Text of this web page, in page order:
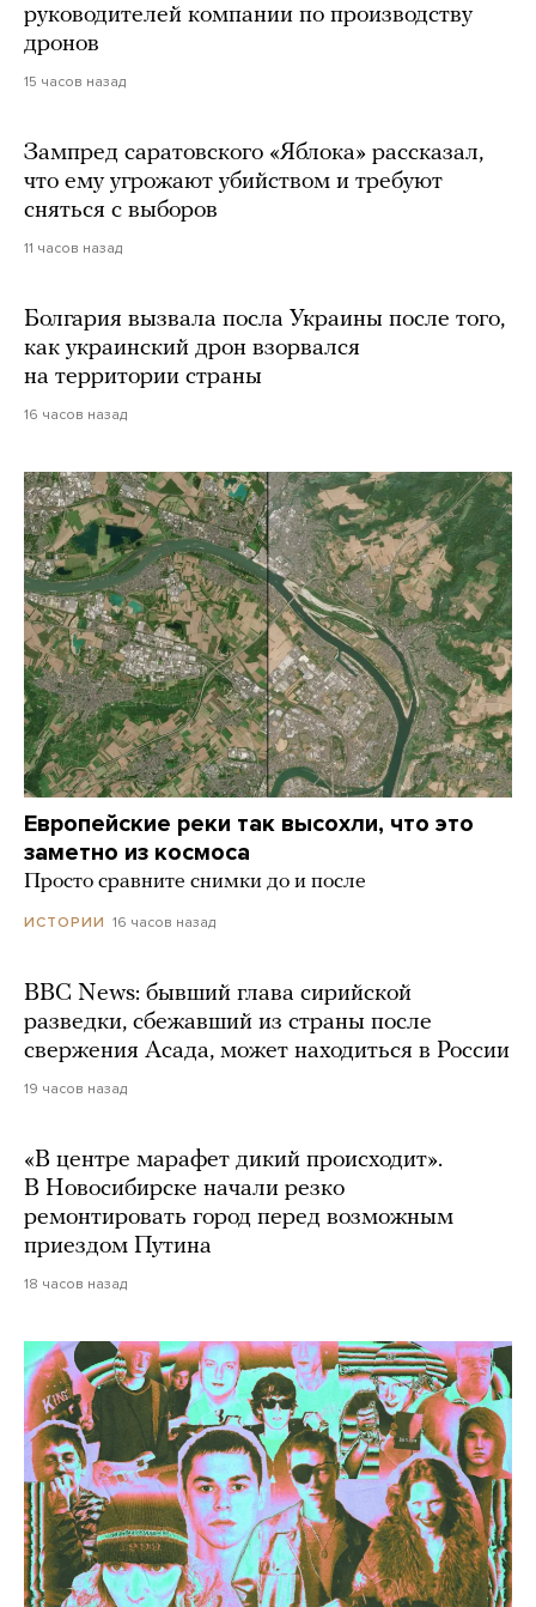
руководителей компании по производству
дронов
15 часов назад
Зампред саратовского «Яблока» рассказал,
что ему угрожают убийством и требуют
сняться с выборов
11 часов назад
Болгария вызвала посла Украины после того,
как украинский дрон взорвался
на территории страны
16 часов назад
Европейские реки так высохли, что это
заметно из космоса
Просто сравните снимки до и после
ИСТОРИИ 16 часов назад
BBC News: бывший глава сирийской
разведки, сбежавший из страны после
свержения Асада, может находиться в России
19 часов назад
«В центре марафет дикий происходит».
В Новосибирске начали резко
ремонтировать город перед возможным
приездом Путина
18 часов назад